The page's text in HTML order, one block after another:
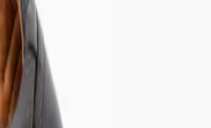
Ayakkabı Lacivert
Ayakkabı Lacivert